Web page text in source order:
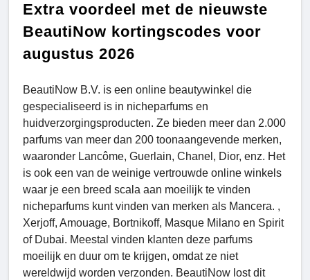
Extra voordeel met de nieuwste
BeautiNow kortingscodes voor
augustus 2026
BeautiNow B.V. is een online beautywinkel die
gespecialiseerd is in nicheparfums en
huidverzorgingsproducten. Ze bieden meer dan 2.000
parfums van meer dan 200 toonaangevende merken,
waaronder Lancôme, Guerlain, Chanel, Dior, enz. Het
is ook een van de weinige vertrouwde online winkels
waar je een breed scala aan moeilijk te vinden
nicheparfums kunt vinden van merken als Mancera. ,
Xerjoff, Amouage, Bortnikoff, Masque Milano en Spirit
of Dubai. Meestal vinden klanten deze parfums
moeilijk en duur om te krijgen, omdat ze niet
wereldwijd worden verzonden. BeautiNow lost dit